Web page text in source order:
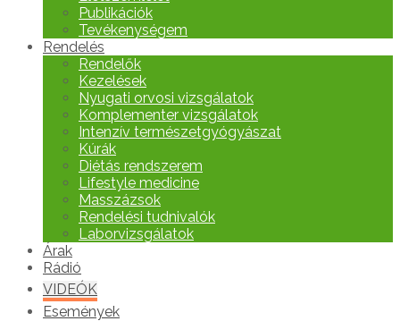
Publikációk
Tevékenységem
Rendelés
Rendelők
Kezelések
Nyugati orvosi vizsgálatok
Komplementer vizsgálatok
Intenzív természetgyógyászat
Kúrák
Diétás rendszerem
Lifestyle medicine
Masszázsok
Rendelési tudnivalók
Laborvizsgálatok
Árak
Rádió
VIDEÓK
Események